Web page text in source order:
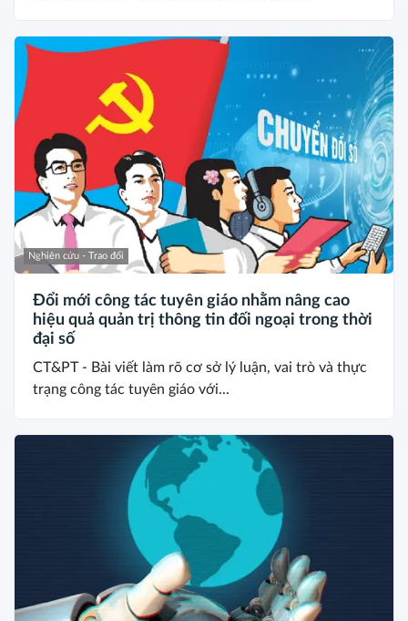
Nghiên cứu - Trao đổi
Đổi mới công tác tuyên giáo nhằm nâng cao
hiệu quả quản trị thông tin đối ngoại trong thời
đại số
CT&PT - Bài viết làm rõ cơ sở lý luận, vai trò và thực
trạng công tác tuyên giáo với...